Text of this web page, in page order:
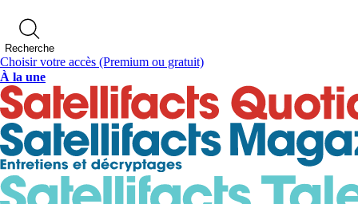
Recherche
Choisir votre accès (Premium ou gratuit)
À la une